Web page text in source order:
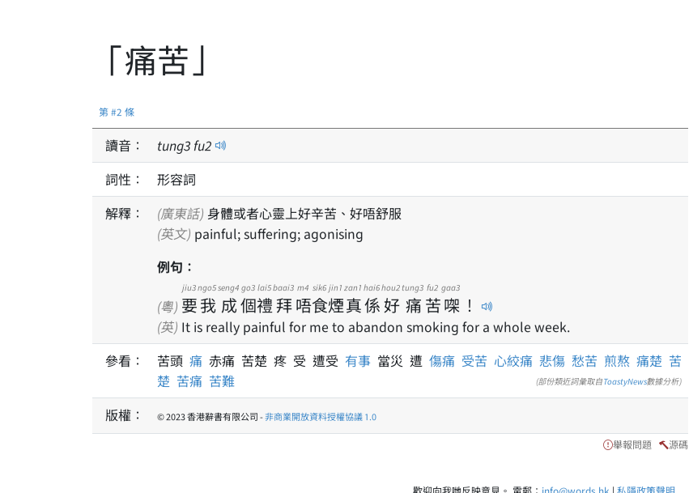
「痛苦」
第 #2 條
讀音： tung3fu2
詞性：
形容詞
解釋：
(廣東話) 身體或者心靈上好辛苦、好唔舒服
(英文) painful; suffering; agonising
例句：
(粵) 要
jiu3
我
ngo5
成
seng4
個
go3
禮
lai5
拜
baai3
唔
m4
食
sik6
煙
jin1
真
zan1
係
hai6
好
hou2
痛
tung3
苦
fu2
㗎
gaa3
！
(英) It is really painful for me to abandon smoking for a whole week.
參看：
苦頭 痛 赤痛 苦楚 疼 受 遭受 有事 當災 遭 傷痛 受苦 心絞痛 悲傷 愁苦 煎熬 痛楚 苦
楚 苦痛 苦難 (部份類近詞彙取自ToastyNews數據分析)
版權： © 2023 香港辭書有限公司 -非商業開放資料授權協議 1.0
舉報問題 源碼
歡迎向我哋反映意見。 電郵： info@words.hk | 私隱政策聲明